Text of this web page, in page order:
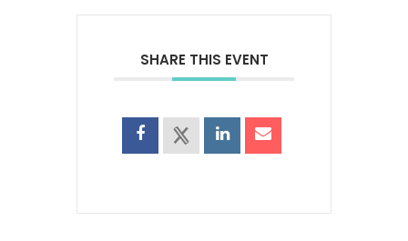
SHARE THIS EVENT